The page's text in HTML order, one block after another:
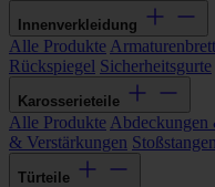
Innenverkleidung
Alle Produkte
Rückspiegel Sicherheitsgurte
Karosserieteile
Alle Produkte Abdeckungen
& Verstärkungen
Türteile